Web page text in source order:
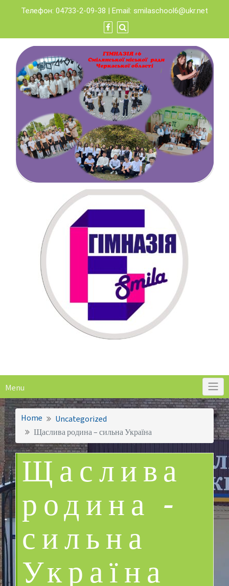
content
Телефон: 04733-2-09-38 | Email: smilaschool6@ukr.net
Menu
Home
Uncategorized
Щаслива родина – сильна Україна
Щаслива
родина –
сильна
Україна